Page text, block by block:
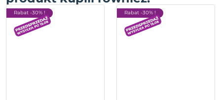
Rabat -30% ! Rabat -30% !